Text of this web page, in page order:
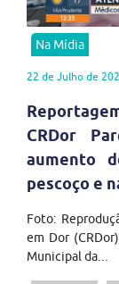
Na Mídia
22 de Julho de
CRDor
aumento
pescoço e
Foto:
em Dor
Municipal da...